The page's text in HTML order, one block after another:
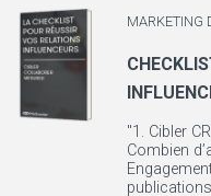
MARKETING
"1. Cibler
Combien